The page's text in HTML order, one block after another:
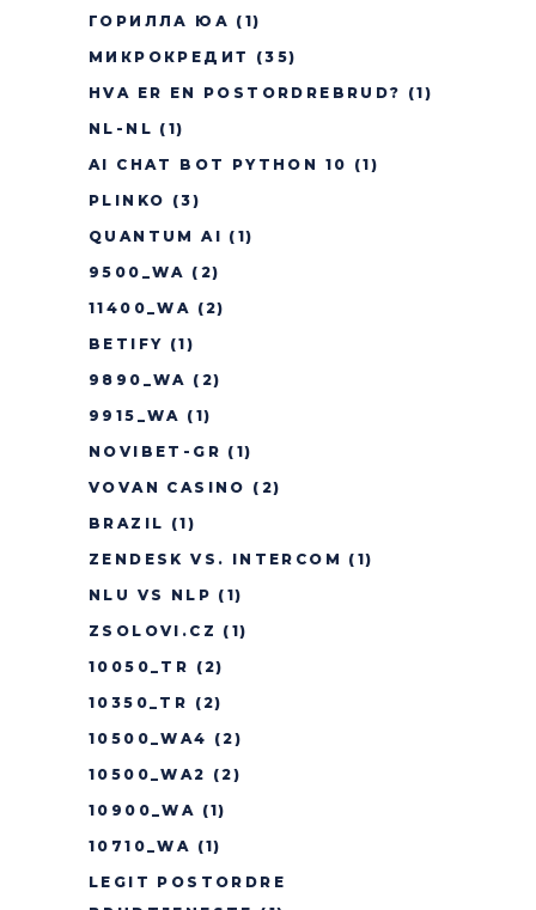
ГОРИЛЛА ЮА (1)
МИКРОКРЕДИТ
(35)
HVA ER EN POSTORDREBRUD? (1)
NL-NL (1)
AI CHAT BOT PYTHON 10 (1)
PLINKO (3)
QUANTUM AI (1)
9500_WA (2)
11400_WA (2)
BETIFY (1)
9890_WA (2)
9915_WA (1)
NOVIBET-GR (1)
VOVAN CASINO (2)
BRAZIL (1)
ZENDESK VS. INTERCOM (1)
NLU VS NLP (1)
ZSOLOVI.CZ (1)
10050_TR (2)
10350_TR (2)
10500_WA4 (2)
10500_WA2 (2)
10900_WA (1)
10710_WA (1)
LEGIT POSTORDRE